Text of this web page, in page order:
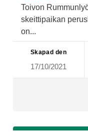
Toivon
skeittipaikan
on...
Skapad den
17/10/2021